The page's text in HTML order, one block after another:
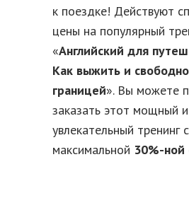
к поездке! Действуют
цены на популярный
«Английский для
Как выжить и
границей». Вы можете
заказать этот мощный и
увлекательный тренинг с
максимальной 30%-ной